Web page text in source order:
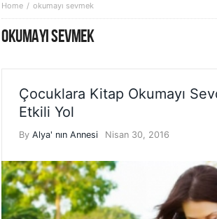
Home okumayı sevmek
OKUMAYI SEVMEK
Çocuklara Kitap Okumayı
Etkili Yol
ByAlya' nın Annesi Nisan 30, 2016